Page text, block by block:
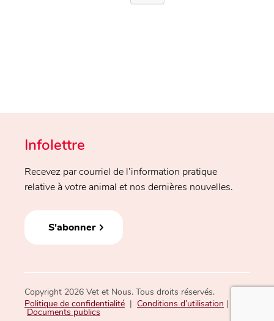
Infolettre
Recevez par courriel de l’information pratique
relative à votre animal et nos dernières nouvelles.
S'abonner
Copyright 2026 Vet et Nous. Tous droits réservés.
Politique de confidentialité | Conditions d’utilisation |
Documents publics